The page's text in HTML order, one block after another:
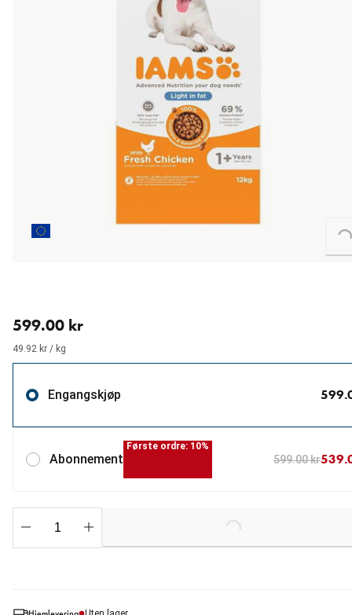
Loading...
599.00 kr
49.92 kr / kg
Engangskjøp
Abonnement
Første ordre: 10%
599.00 kr
Loading...